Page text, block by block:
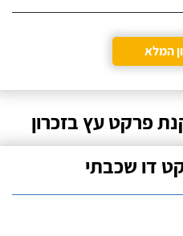
המלא
פרקט עץ בזכרון
דו שכבתי